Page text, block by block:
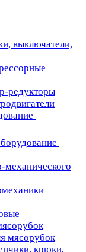
выключатели,
редукторы
механического
мясорубок
крюки,